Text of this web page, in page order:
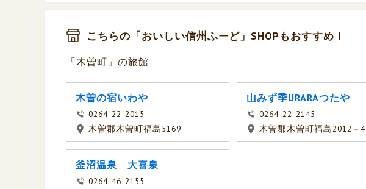
こちらの「おいしい信州ふーど」SHOPもおすすめ！
「木曽町」の旅館
木曽の宿いわや
0264-22-2015
木曽郡木曽町福島5169
山みず季URARAつたや
0264-22-2145
木曽郡木曽町福島2012－4
釜沼温泉 大喜泉
0264-46-2155